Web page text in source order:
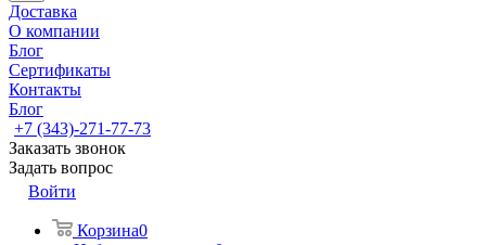
Доставка
О компании
Блог
Сертификаты
Контакты
Блог
+7 (343)-271-77-73
Заказать звонок
Задать вопрос
Войти
Корзина0